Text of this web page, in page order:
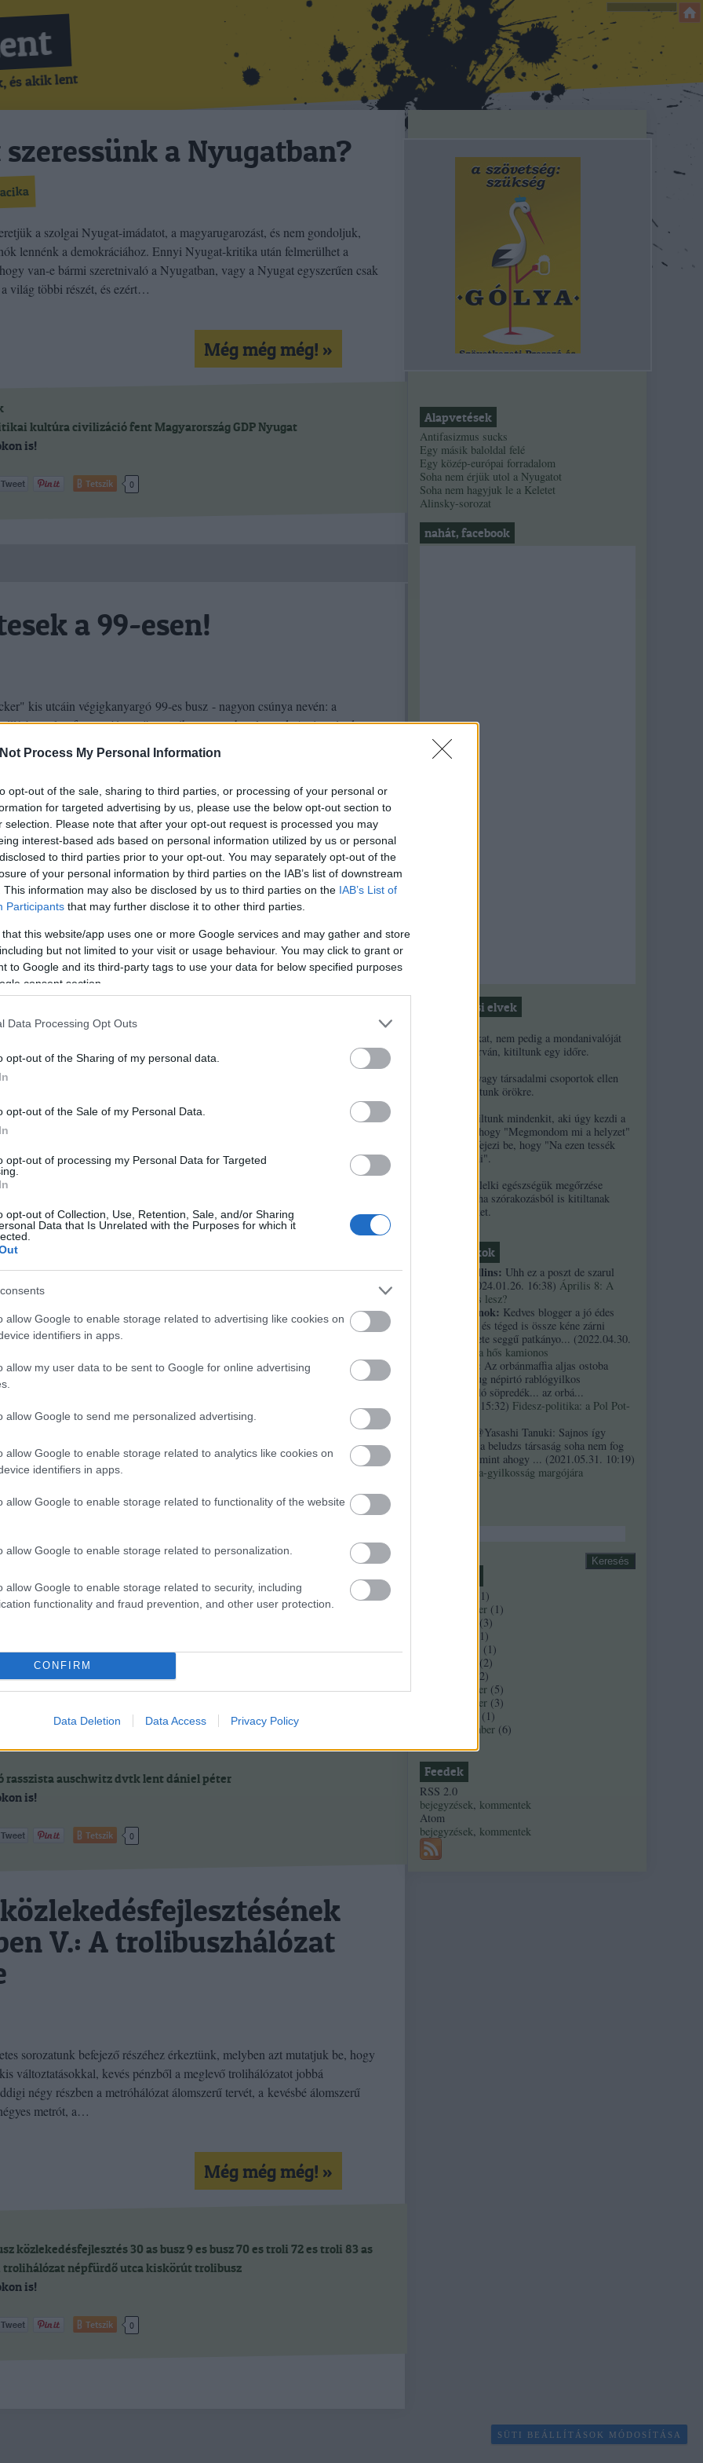
Process My Personal Information
opt-out of the sale, sharing to third parties, or processing of your personal or
for targeted advertising by us, please use the below opt-out section to
selection. Please note that after your opt-out request is processed you may
interest-based ads based on personal information utilized by us or personal
to third parties prior to your opt-out. You may separately opt-out of the
of your personal information by third parties on the IAB’s list of downstream
This information may also be disclosed by us to third parties on the IAB’s List of
Participants that may further disclose it to other third parties.
that this website/app uses one or more Google services and may gather and store
but not limited to your visit or usage behaviour. You may click to grant or
to Google and its third-party tags to use your data for below specified purposes
consent section.
Data Processing Opt Outs
opt-out of the Sharing of my personal data.
opt-out of the Sale of my Personal Data.
opt-out of processing my Personal Data for Targeted
opt-out of Collection, Use, Retention, Sale, and/or Sharing
Data that Is Unrelated with the Purposes for which it
allow Google to enable storage related to advertising like cookies on
identifiers in apps.
allow my user data to be sent to Google for online advertising
allow Google to send me personalized advertising.
allow Google to enable storage related to analytics like cookies on
identifiers in apps.
allow Google to enable storage related to functionality of the website
allow Google to enable storage related to personalization.
allow Google to enable storage related to security, including
functionality and fraud prevention, and other user protection.
CONFIRM
Data Deletion Data Access Privacy Policy
és akik lent
a Nyugatban?
a szolgai Nyugat-imádatot, a magyarugarozást, és nem gondoljuk,
lennénk a demokráciához. Ennyi Nyugat-kritika után felmerülhet a
van-e bármi szeretnivaló a Nyugatban, vagy a Nyugat egyszerűen csak
világ többi részét, és ezért…
Még még még! »
kultúracivilizációfent MagyarországGDP Nyugat
is!
Tetszik 0
a 99-esen!
kis utcáin végigkanyargó 99-es busz - nagyon csúnya nevén: a
esetleg fegyencjárat - önmagában egy urban legend. Az igazán durva,
volt az alap, hogy ellenőr…
Még még még! »
nyolcker urban legend 99es busz
közterületes
is!
Tetszik 0
élénkítés, megszorítás,
De a Jávor által javasolt gazdaságélénkítés sem járható út, mert ugyan rövid
de azonnali eladósodást okoz. Különben elsőre az EU is az
költségvetéskovács péter
is!
de a vonat azért
szurkolók egy része, mintegy 420 kilométer utazás után a Szombathely-
meccsen üzent Dániel Péternek, tudtuk meg a Képviselőfunky-
rasszistaauschwitzdvtklentdániel péter
is!
Tetszik 0
V.: A trolibuszhálózat
sorozatunk befejező részéhez érkeztünk, melyben azt mutatjuk be, hogy
változtatásokkal, kevés pénzből a meglevő trolihálózatot jobbá
négy részben a metróhálózat álomszerű tervét, a kevésbé álomszerű
metrót, a…
Még még még! »
közlekedésfejlesztés30 as busz9 es busz70 es troli 72 es troli 83 as
trolihálózatnépfürdő utcakiskörút trolibusz
is!
Tetszik 0
Alapvetések
Antifasizmus sucks
Egy másik baloldal felé
Egy közép-európai forradalom
Soha nem érjük utol a Nyugatot
Soha nem hagyjuk le a Keletet
Alinsky-sorozat
nahát, facebook
Moderálási elvek
1. Ha a másikat, nem pedig a mondanivalóját
minősíted durván, kitiltunk egy időre.
2. Ha népek vagy társadalmi csoportok ellen
uszítasz, kitiltunk örökre.
3. Örökre kitiltunk mindenkit, aki úgy kezdi a
kommentjét, hogy "Megmondom mi a helyzet"
és/vagy úgy fejezi be, hogy "Na ezen tessék
elgondolkodni".
4. A szerzők lelki egészségük megőrzése
érdekében néha szórakozásból is kitiltanak
kommentelőket.
Friss topikok
necrophil collins: Uhh ez a poszt de szarul
2024.01.26. 16:38) Április 8: A
többség kevés lesz?
Custertábornok: Kedves blogger a jó édes
kurvaanyádat és téged is össze kéne zárni
ezekkel a fekete seggű patkányo... (2022.04.30.
Árpi, a hős kamionos
kiskutyauto: Az orbánmaffia aljas ostoba
arrogáns hazug népirtó rablógyilkos
országromboló söpredék... az orbá...
2021.10.19. 15:32) Fidesz-politika: a Pol Pot-
@Yasashi Tanuki: Sajnos így
valahogy. Ez a beludzs társaság soha nem fog
integrálódni, mint ahogy ... (2021.05.31. 10:19)
A Bándy Kata-gyilkosság margójára
1 )
2017 november ( 1 )
(3)
1 )
( 1 )
(2)
2)
2015 december (5)
2015 november (3)
( 1 )
2015 szeptember (6)
Feedek
RSS 2.0
bejegyzések, kommentek
Atom
bejegyzések, kommentek
SÜTI BEÁLLÍTÁSOK MÓDOSÍTÁSA